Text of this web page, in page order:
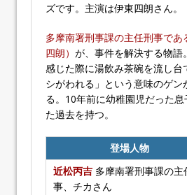
ズです。主演は伊東四朗さん。
多摩南署刑事課の主任刑事であ
四朗） が、事件を解決する物語
感じた際に湯飲み茶碗を流し台
シがわれる」という意味のゲン
る。10年前に幼稚園児だった
た過去を持つ。
登場人物
近松丙吉 多摩南署刑事課の主
事、チカさん